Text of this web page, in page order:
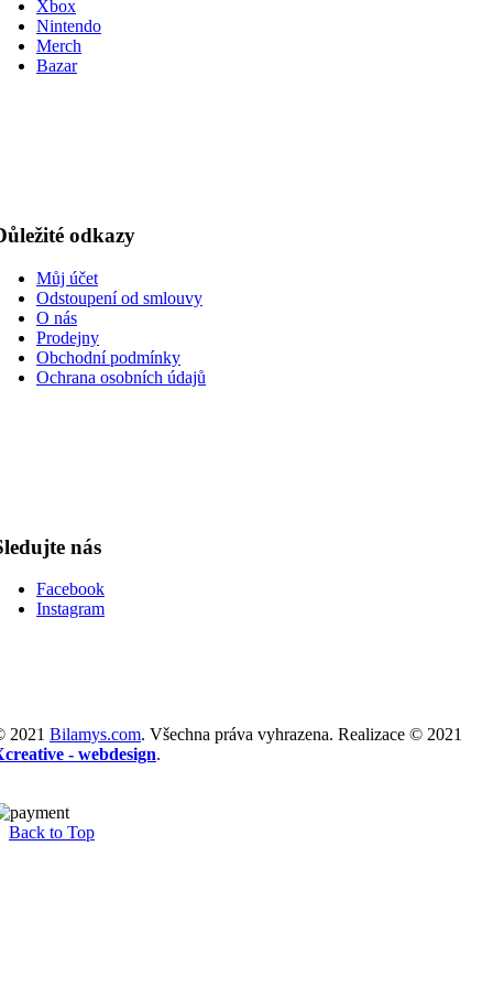
Xbox
Nintendo
Merch
Bazar
odkazy
Můj účet
Odstoupení od smlouvy
O nás
Prodejny
Obchodní podmínky
Ochrana osobních údajů
nás
Facebook
Instagram
2021 Bilamys.com. Všechna práva vyhrazena. Realizace © 2021
- webdesign.
Back to Top